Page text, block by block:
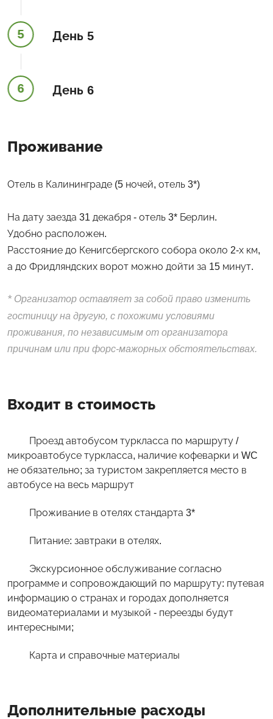
5 День 5
6 День 6
Проживание
Отель в Калининграде (5 ночей, отель 3*)
На дату заезда 31 декабря - отель 3* Берлин.
Удобно расположен.
Расстояние до Кенигсбергского собора около 2-х км,
а до Фридляндских ворот можно дойти за 15 минут.
*Организатор оставляет за собой право изменить
гостиницу на другую, с похожими условиями
проживания, по независимым от организатора
причинам или при форс-мажорных обстоятельствах.
Входит в стоимость
Проезд автобусом туркласса по маршруту /
микроавтобусе туркласса, наличие кофеварки и WC
не обязательно; за туристом закрепляется место в
автобусе на весь маршрут
Проживание в отелях стандарта 3*
Питание: завтраки в отелях.
Экскурсионное обслуживание согласно
программе и сопровождающий по маршруту: путевая
информацию о странах и городах дополняется
видеоматериалами и музыкой - переезды будут
интересными;
Карта и справочные материалы
Дополнительные расходы